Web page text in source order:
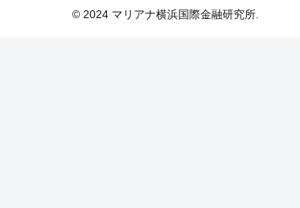
© 2024 マリアナ横浜国際金融研究所.